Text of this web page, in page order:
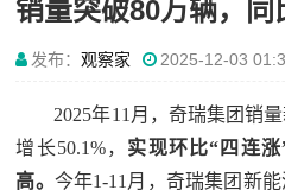
销量突破80万辆，同
发布：观察家 2025-12-03
2025年11月，奇瑞集团销
增长50.1%， 实现环比“四连
高。 今年1-11月，奇瑞集团新